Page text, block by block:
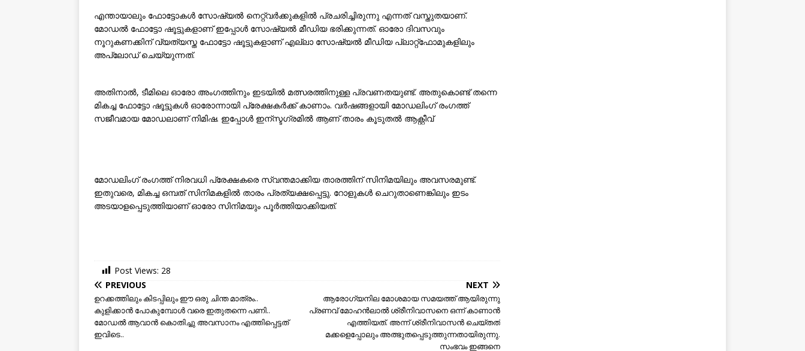
എന്തായാലും ഫോട്ടോകൾ സോഷ്യൽ നെറ്റ്‌വർക്കുകളിൽ പ്രചരിച്ചിരുന്നു എന്നത് വസ്തുതയാണ്.
മോഡൽ ഫോട്ടോ ഷൂട്ടുകളാണ് ഇപ്പോൾ സോഷ്യൽ മീഡിയ ഭരിക്കുന്നത്. ഓരോ ദിവസവും
നൂറുകണക്കിന് വ്യത്യസ്ത ഫോട്ടോ ഷൂട്ടുകളാണ് എല്ലാ സോഷ്യൽ മീഡിയ പ്ലാറ്റ്‌ഫോമുകളിലും
അപ്‌ലോഡ് ചെയ്യുന്നത്.
അതിനാൽ, ടീമിലെ ഓരോ അംഗത്തിനും ഇടയിൽ മത്സരത്തിനുള്ള പ്രവണതയുണ്ട്. അതുകൊണ്ട് തന്നെ
മികച്ച ഫോട്ടോ ഷൂട്ടുകൾ ഓരോന്നായി പ്രേക്ഷകർക്ക് കാണാം. വർഷങ്ങളായി മോഡലിംഗ് രംഗത്ത്
സജീവമായ മോഡലാണ് നിമിഷ. ഇപ്പോള്‍ ഇന്സ്ടഗ്രമില്‍ ആണ് താരം കൂടുതല്‍ ആക്റ്റീവ്
മോഡലിംഗ് രംഗത്ത് നിരവധി പ്രേക്ഷകരെ സ്വന്തമാക്കിയ താരത്തിന് സിനിമയിലും അവസരമുണ്ട്.
ഇതുവരെ, മികച്ച ഒമ്പത് സിനിമകളിൽ താരം പ്രത്യക്ഷപ്പെട്ടു. റോളുകൾ ചെറുതാണെങ്കിലും ഇടം
അടയാളപ്പെടുത്തിയാണ് ഓരോ സിനിമയും പൂർത്തിയാക്കിയത്.
Post Views: 28
PREVIOUS
ഉറക്കത്തിലും കിടപ്പിലും ഈ ഒരു ചിന്ത മാത്രം..
കുളിക്കാന്‍ പോകുമ്പോള്‍ വരെ ഇതുതന്നെ പണി..
മോഡല്‍ ആവാന്‍ കൊതിച്ചു അവസാനം എത്തിപ്പെട്ടത്
ഇവിടെ..
NEXT
ആരോഗ്യനില മോശമായ സമയത്ത് ആയിരുന്നു
പ്രണവ് മോഹൻലാല്‍ ശ്രീനിവാസനെ ഒന്ന് കാണാന്‍
എത്തിയത്. അന്ന് ശ്രീനിവാസൻ ചെയ്തത്
മക്കളെപ്പോലും അത്ഭുതപ്പെടുത്തുന്നതായിരുന്നു.
സംഭവം ഇങ്ങനെ